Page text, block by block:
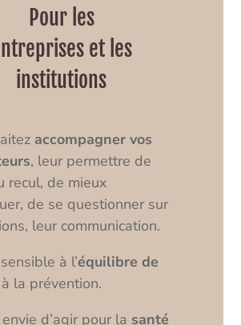
Pour les
et les
institutions
accompagner vos
, leur permettre de
recul, de mieux
de se questionner sur
leur communication.
à l’équilibre de
la prévention.
d’agir pour la santé